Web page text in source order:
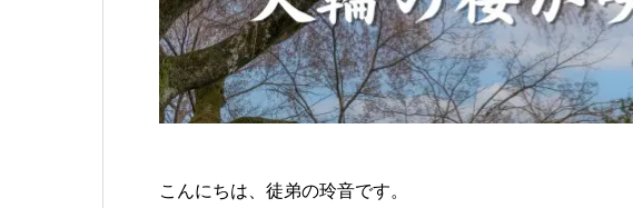
こんにちは、徒弟の玲音です。